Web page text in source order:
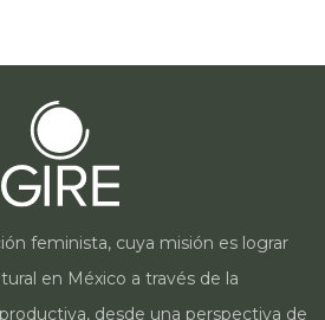
feminista, cuya misión es lograr
en México a través de la
desde una perspectiva de